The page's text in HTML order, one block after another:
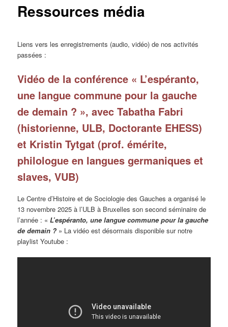
Ressources média
Liens vers les enregistrements (audio, vidéo) de nos activités
passées :
Vidéo de la conférence « L’espéranto,
une langue commune pour la gauche
de demain ? », avec Tabatha Fabri
(historienne, ULB, Doctorante EHESS)
et Kristin Tytgat (prof. émérite,
philologue en langues germaniques et
slaves, VUB)
Le Centre d’Histoire et de Sociologie des Gauches a organisé le
13 novembre 2025 à l’ULB à Bruxelles son second séminaire de
l’année : «L’espéranto, une langue commune pour la gauche
de demain ? » La vidéo est désormais disponible sur notre
playlist Youtube :